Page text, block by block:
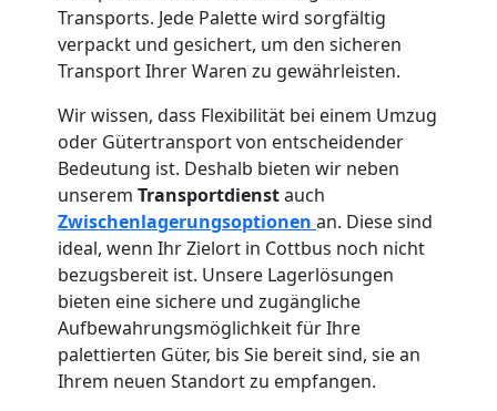
Transports. Jede Palette wird sorgfältig
verpackt und gesichert, um den sicheren
Transport Ihrer Waren zu gewährleisten.
Wir wissen, dass Flexibilität bei einem Umzug
oder Gütertransport von entscheidender
Bedeutung ist. Deshalb bieten wir neben
unserem Transportdienstauch
Zwischenlagerungsoptionen an. Diese sind
ideal, wenn Ihr Zielort in Cottbus noch nicht
bezugsbereit ist. Unsere Lagerlösungen
bieten eine sichere und zugängliche
Aufbewahrungsmöglichkeit für Ihre
palettierten Güter, bis Sie bereit sind, sie an
Ihrem neuen Standort zu empfangen.